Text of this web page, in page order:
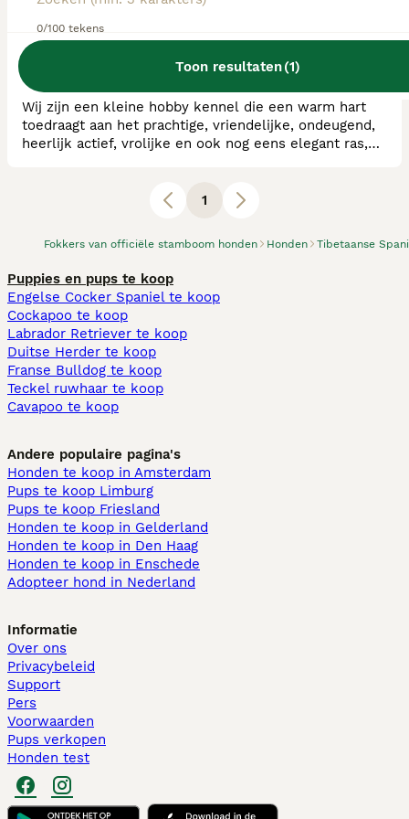
0/100 tekens
Toon resultaten(1)
Fokkers van officiële stamboom honden Honden Tibetaanse
RvB Geregistreerde Kennel
Helmond
Wij zijn een kleine hobby kennel die een warm hart
toedraagt aan het prachtige, vriendelijke, ondeugend,
heerlijk actief, vrolijke en ook nog eens elegant ras,
met onze honden in te vinden zijn. Zo nu en dan
1
Puppies en pups te koop
Engelse Cocker Spaniel te koop
Cockapoo te koop
Labrador Retriever te koop
Duitse Herder te koop
Franse Bulldog te koop
Teckel ruwhaar te koop
Cavapoo te koop
Andere populaire pagina's
Honden te koop in Amsterdam
Pups te koop Limburg​
Pups te koop Friesland​
Honden te koop in Gelderland
Honden te koop in Den Haag
Honden te koop in Enschede
Adopteer hond in Nederland
Informatie
Over ons
Privacybeleid
Support
Pers
Voorwaarden
Pups verkopen
Honden test